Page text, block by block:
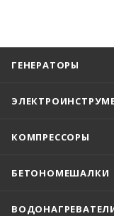
ГЕНЕРАТОРЫ
КОМПРЕССОРЫ
БЕТОНОМЕШАЛКИ